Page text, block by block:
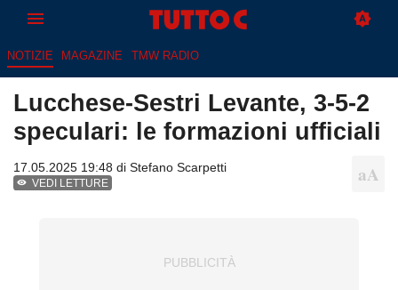
NOTIZIE MAGAZINE TMW RADIO
Lucchese-Sestri Levante, 3-5-2
speculari: le formazioni ufficiali
17.05.2025 19:48 di Stefano Scarpetti
VEDI LETTURE